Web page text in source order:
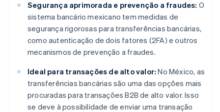
Segurança aprimorada e prevenção a fraudes: O
sistema bancário mexicano tem medidas de
segurança rigorosas para transferências bancárias,
como autenticação de dois fatores (2FA) e outros
mecanismos de prevenção a fraudes.
Ideal para transações de alto valor: No México, as
transferências bancárias são uma das opções mais
procuradas para transações B2B de alto valor. Isso
se deve à possibilidade de enviar uma transação